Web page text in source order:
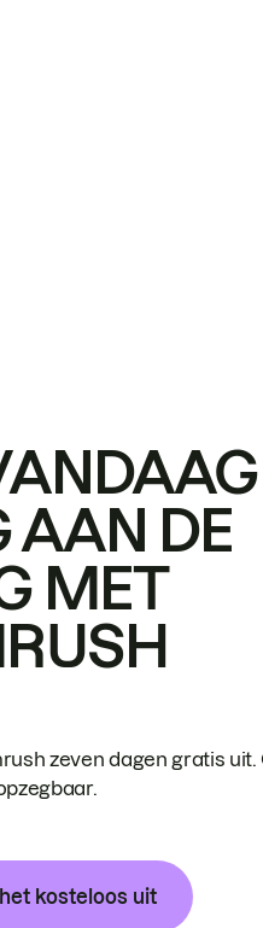
AAN DE
MET
zeven dagen gratis uit.
kosteloos uit